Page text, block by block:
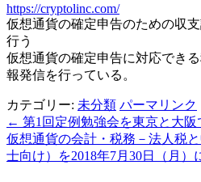
https://cryptolinc.com/
仮想通貨の確定申告のための収
行う
仮想通貨の確定申告に対応でき
報発信を行っている。
カテゴリー: 未分類 パーマリンク
投
稿
← 第1回定例勉強会を東京と大
仮想通貨の会計・税務－法人税
士向け）を2018年7月30日（月）